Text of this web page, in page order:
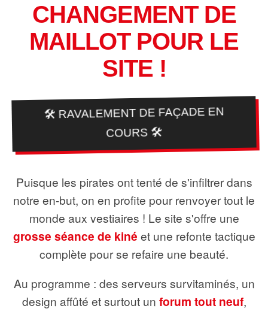
CHANGEMENT DE
MAILLOT POUR LE
SITE !
🛠️ RAVALEMENT DE FAÇADE EN
COURS 🛠️
Puisque les pirates ont tenté de s'infiltrer dans
notre en-but, on en profite pour renvoyer tout le
monde aux vestiaires ! Le site s'offre une
grosse séance de kiné et une refonte tactique
complète pour se refaire une beauté.
Au programme : des serveurs survitaminés, un
design affûté et surtout un forum tout neuf,